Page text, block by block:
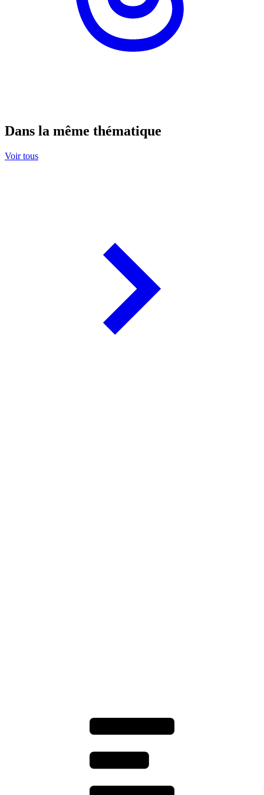
Dans la même thématique
Voir tous